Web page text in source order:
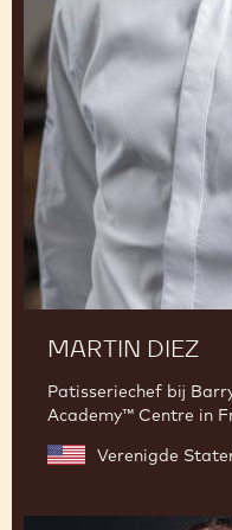
Martin
Diez